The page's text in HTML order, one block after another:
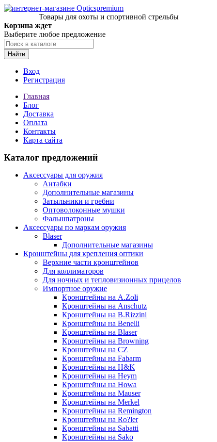
Товары для охоты и спортивной стрельбы
Корзина ждет
Выберите любое предложение
Найти
Вход
Регистрация
Главная
Блог
Доставка
Оплата
Контакты
Карта сайта
Каталог предложений
Аксессуары для оружия
Антабки
Дополнительные магазины
Затыльники и гребни
Оптоволоконные мушки
Фальшпатроны
Аксессуары по маркам оружия
Blaser
Дополнительные магазины
Кронштейны для крепления оптики
Верхние части кронштейнов
Для коллиматоров
Для ночных и тепловизионных прицелов
Импортное оружие
Кронштейны на A.Zoli
Кронштейны на Anschutz
Кронштейны на B.Rizzini
Кронштейны на Benelli
Кронштейны на Blaser
Кронштейны на Browning
Кронштейны на CZ
Кронштейны на Fabarm
Кронштейны на H&K
Кронштейны на Heym
Кронштейны на Howa
Кронштейны на Mauser
Кронштейны на Merkel
Кронштейны на Remington
Кронштейны на Ro?ler
Кронштейны на Sabatti
Кронштейны на Sako